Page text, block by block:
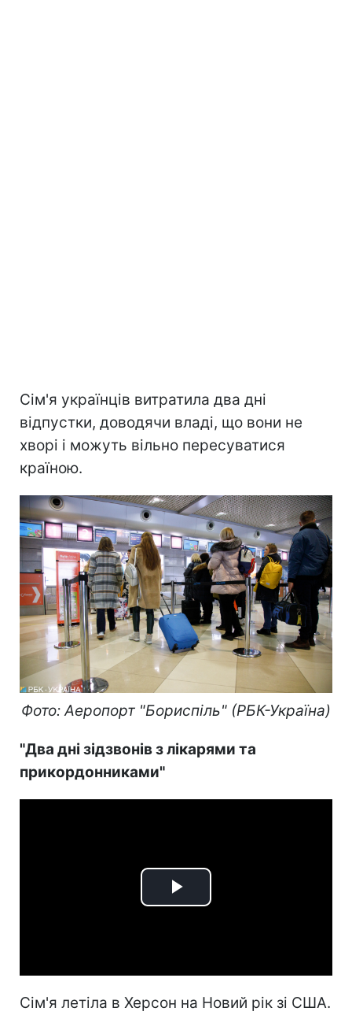
Сім'я українців витратила два дні
відпустки, доводячи владі, що вони не
хворі і можуть вільно пересуватися
країною.
Фото: Аеропорт "Бориспіль" (РБК-Україна)
"Два дні зідзвонів з лікарями та
прикордонниками"
Play
Сім'я летіла в Херсон на Новий рік зі США.